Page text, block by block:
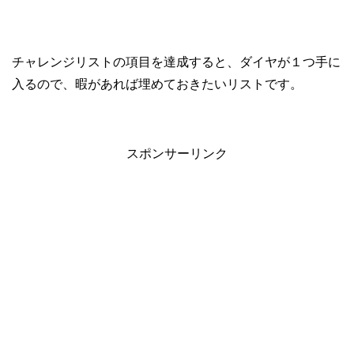
チャレンジリストの項目を達成すると、ダイヤが１つ手に
入るので、暇があれば埋めておきたいリストです。
スポンサーリンク